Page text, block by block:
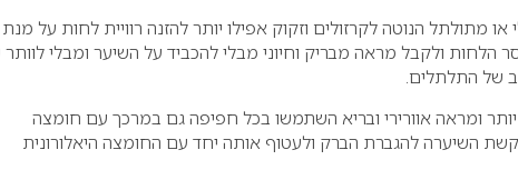
מתולתל הנוטה לקרזולים וזקוק אפילו יותר להזנה רוויית לחות על מנת
הלחות ולקבל מראה מבריק וחיוני מבלי להכביד על השיער ומבלי לוותר
של התלתלים.
ומראה אוורירי ובריא השתמשו בכל חפיפה גם במרכך עם חומצה
השיערה להגברת הברק ולעטוף אותה יחד עם החומצה היאלורונית